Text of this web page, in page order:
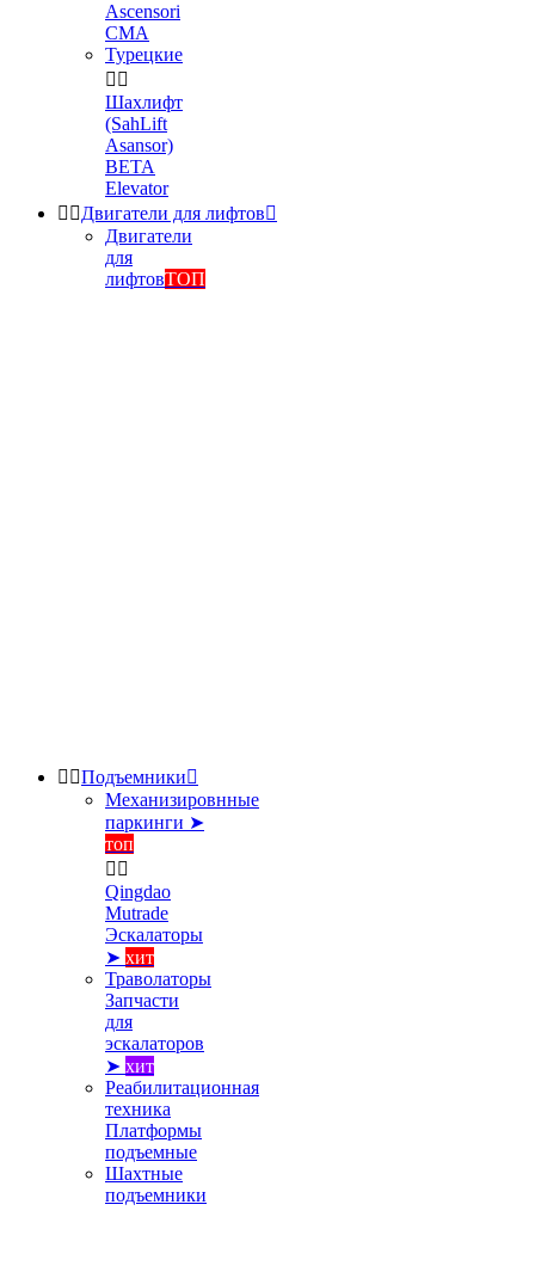
Ascensori
CMA
Турецкие
 
Шахлифт
(SahLift
Asansor)
BETA
Elevator
 Двигатели для лифтов
Двигатели
для
лифтовТОП
 Подъемники
Механизировнные
паркинги ➤
топ
 
Qingdao
Mutrade
Эскалаторы
➤ хит
Траволаторы
Запчасти
для
эскалаторов
➤ хит
Реабилитационная
техника
Платформы
подъемные
Шахтные
подъемники